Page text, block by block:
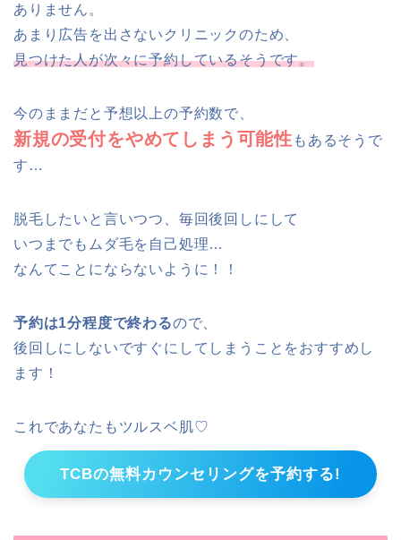
ありません。
あまり広告を出さないクリニックのため、
見つけた人が次々に予約しているそうです。
今のままだと予想以上の予約数で、
新規の受付をやめてしまう可能性 もあるそうで
す…
脱毛したいと言いつつ、毎回後回しにして
いつまでもムダ毛を自己処理…
なんてことにならないように！！
予約は1分程度で終わるので、
後回しにしないですぐにしてしまうことをおすすめし
ます！
これであなたもツルスベ肌♡
TCBの無料カウンセリングを予約する!